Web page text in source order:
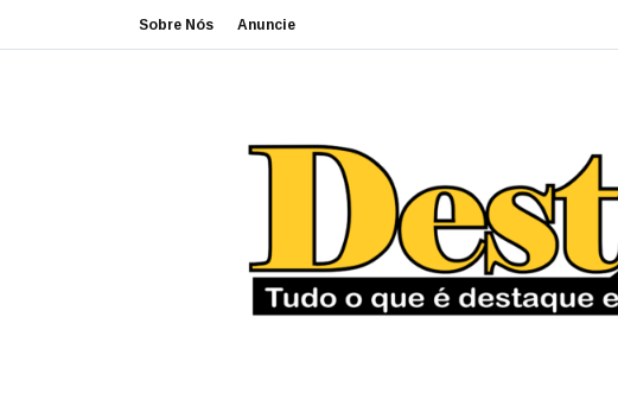
Sobre Nós Anuncie